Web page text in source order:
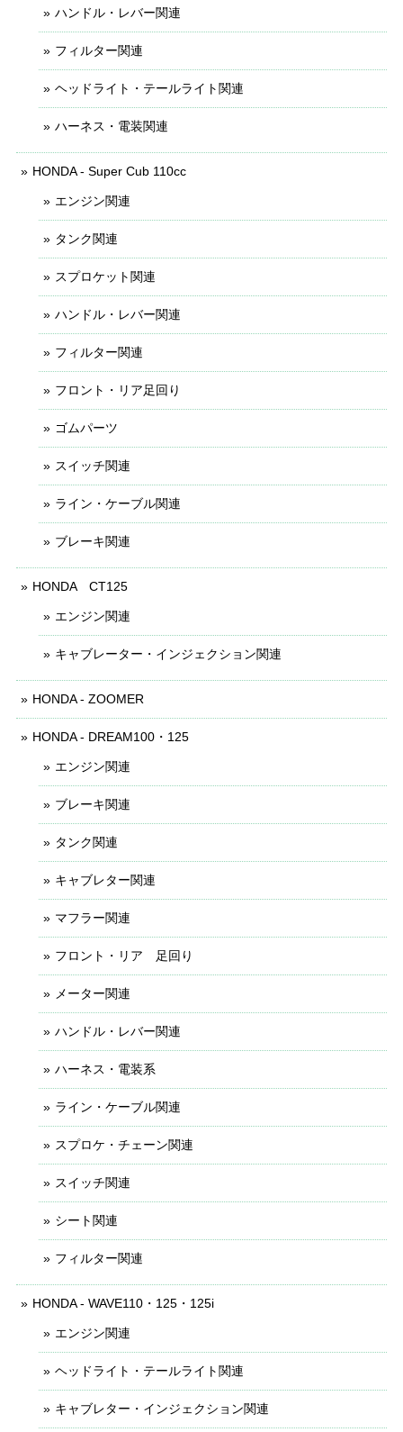
ハンドル・レバー関連
フィルター関連
ヘッドライト・テールライト関連
ハーネス・電装関連
HONDA - Super Cub 110cc
エンジン関連
タンク関連
スプロケット関連
ハンドル・レバー関連
フィルター関連
フロント・リア足回り
ゴムパーツ
スイッチ関連
ライン・ケーブル関連
ブレーキ関連
HONDA CT125
エンジン関連
キャブレーター・インジェクション関連
HONDA - ZOOMER
HONDA - DREAM100・125
エンジン関連
ブレーキ関連
タンク関連
キャブレター関連
マフラー関連
フロント・リア 足回り
メーター関連
ハンドル・レバー関連
ハーネス・電装系
ライン・ケーブル関連
スプロケ・チェーン関連
スイッチ関連
シート関連
フィルター関連
HONDA - WAVE110・125・125i
エンジン関連
ヘッドライト・テールライト関連
キャブレター・インジェクション関連